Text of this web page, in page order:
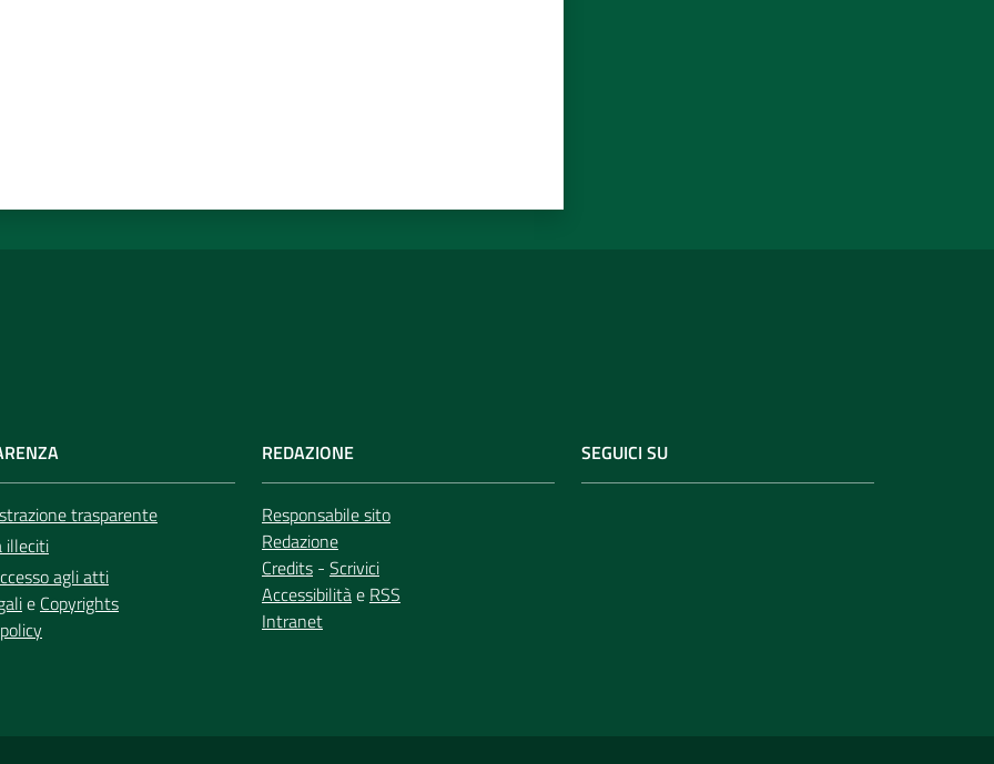
trasparente
illeciti
agli atti
e Copyrights
REDAZIONE
Responsabile sito
Redazione
Credits - Scrivici
Accessibilitàe RSS
Intranet
SEGUICI SU